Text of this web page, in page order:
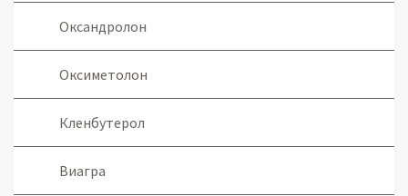
Оксандролон
Оксиметолон
Кленбутерол
Виагра